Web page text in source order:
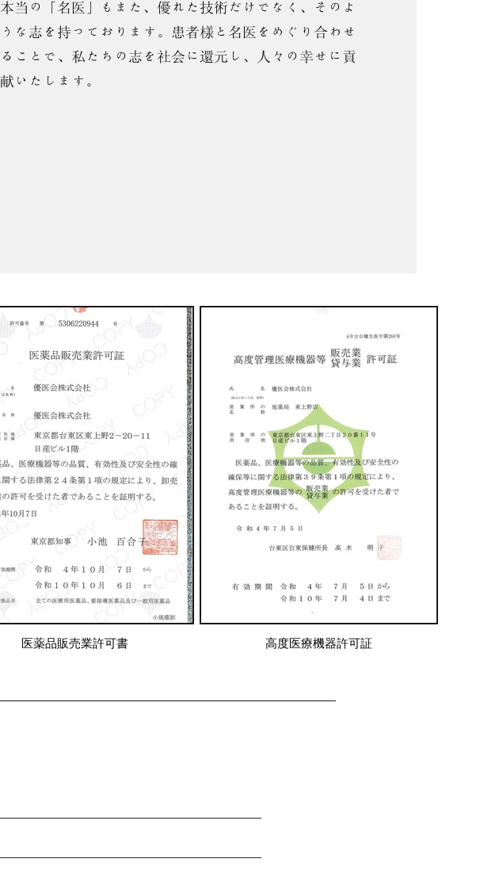
本当の「名医」もまた、優れた技術だけでなく、そのよ
うな志を持っております。患者様と名医をめぐり合わせ
ることで、私たちの志を社会に還元し、人々の幸せに貢
献いたします。
医薬品販売業許可書 高度医療機器許可証